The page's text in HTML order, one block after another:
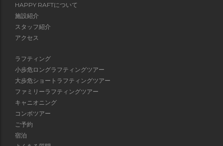
HAPPY RAFTについて
施設紹介
スタッフ紹介
アクセス
ラフティング
小歩危ロングラフティングツアー
大歩危ショートラフティングツアー
ファミリーラフティングツアー
キャニオニング
コンボツアー
ご予約
宿泊